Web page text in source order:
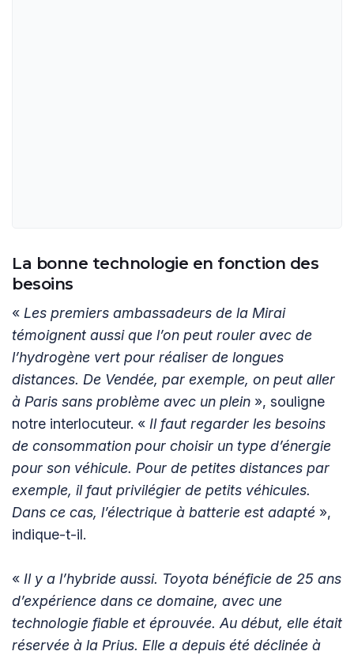
La bonne technologie en fonction des
besoins
« Les premiers ambassadeurs de la Mirai
témoignent aussi que l’on peut rouler avec de
l’hydrogène vert pour réaliser de longues
distances. De Vendée, par exemple, on peut aller
à Paris sans problème avec un plein », souligne
notre interlocuteur. « Il faut regarder les besoins
de consommation pour choisir un type d’énergie
pour son véhicule. Pour de petites distances par
exemple, il faut privilégier de petits véhicules.
Dans ce cas, l’électrique à batterie est adapté »,
indique-t-il.
« Il y a l’hybride aussi. Toyota bénéficie de 25 ans
d’expérience dans ce domaine, avec une
technologie fiable et éprouvée. Au début, elle était
réservée à la Prius. Elle a depuis été déclinée à